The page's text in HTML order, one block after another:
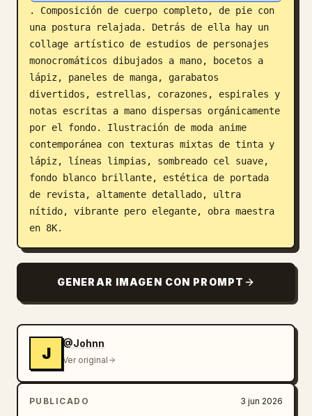
. Composición de cuerpo completo, de pie con
una postura relajada. Detrás de ella hay un
collage artístico de estudios de personajes
monocromáticos dibujados a mano, bocetos a
lápiz, paneles de manga, garabatos
divertidos, estrellas, corazones, espirales y
notas escritas a mano dispersas orgánicamente
por el fondo. Ilustración de moda anime
contemporánea con texturas mixtas de tinta y
lápiz, líneas limpias, sombreado cel suave,
fondo blanco brillante, estética de portada
de revista, altamente detallado, ultra
nítido, vibrante pero elegante, obra maestra
en 8K.
GENERAR IMAGEN CON PROMPT
J
@Johnn
Ver original
PUBLICADO 3 jun 2026